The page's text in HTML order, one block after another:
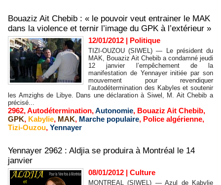
Bouaziz Ait Chebib : « le pouvoir veut entrainer le MAK
dans la violence et ternir l’image du GPK à l’extérieur »
12/01/2012 | Politique
TIZI-OUZOU (SIWEL) — Le président du
MAK, Bouaziz Ait Chebib a condamné jeudi
12 janvier l’empêchement de la
manifestation de Yennayer initiée par son
mouvement pour revendiquer
l’autodétermination des Kabyles et soutenir
les Amzighs de Libye. Dans une déclaration à Siwel, M. Ait Chebib a
précisé...
2962,Autodétermination,Autonomie, Bouaziz Ait Chebib,
GPK, Kabylie, MAK, Marche populaire, Police algérienne,
Tizi-Ouzou, Yennayer
Yennayer 2962 : Aldjia se produira à Montréal le 14
janvier
08/01/2012 | Culture
MONTREAL (SIWEL) — Azul de Kabylie